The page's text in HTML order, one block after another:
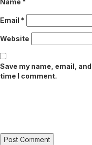
Email *
Website
Save my name, email,
time I comment.